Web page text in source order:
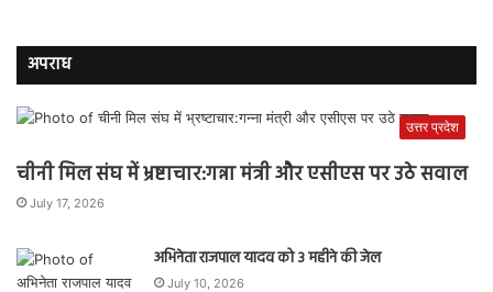
अपराध
उत्तर प्रदेश
चीनी मिल संघ में भ्रष्टाचार:गन्ना मंत्री और एसीएस पर उठे सवाल
July 17, 2026
अभिनेता राजपाल यादव को 3 महीने की जेल
July 10, 2026